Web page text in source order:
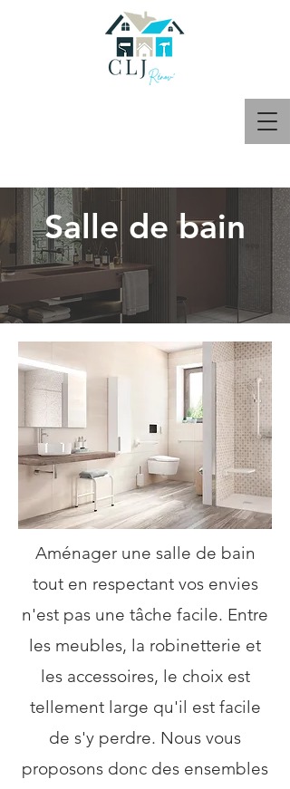
Salle de bain
Aménager une salle de bain
tout en respectant vos envies
n'est pas une tâche facile. Entre
les meubles, la robinetterie et
les accessoires, le choix est
tellement large qu'il est facile
de s'y perdre. Nous vous
proposons donc des ensembles